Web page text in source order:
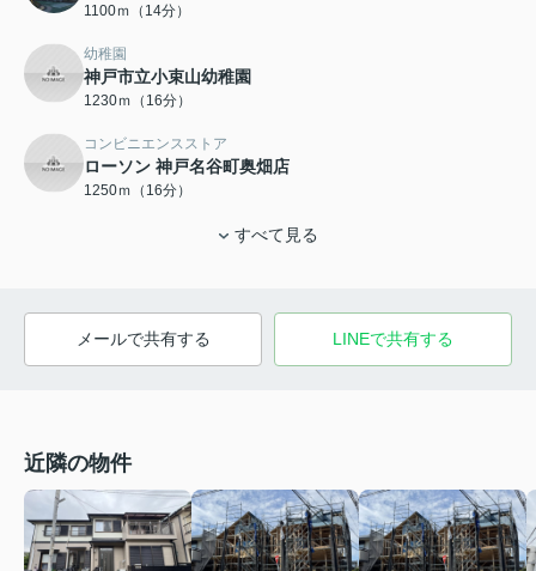
1100ｍ（14分）
幼稚園
神戸市立小束山幼稚園
1230ｍ（16分）
コンビニエンスストア
ローソン 神戸名谷町奥畑店
1250ｍ（16分）
すべて見る
メールで共有する LINEで共有する
近隣の物件